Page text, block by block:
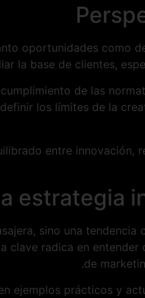
oportunidades como
la base de clientes,
de las
los límites de la
entre
estrategia
sino una
radica en
de
prácticos y